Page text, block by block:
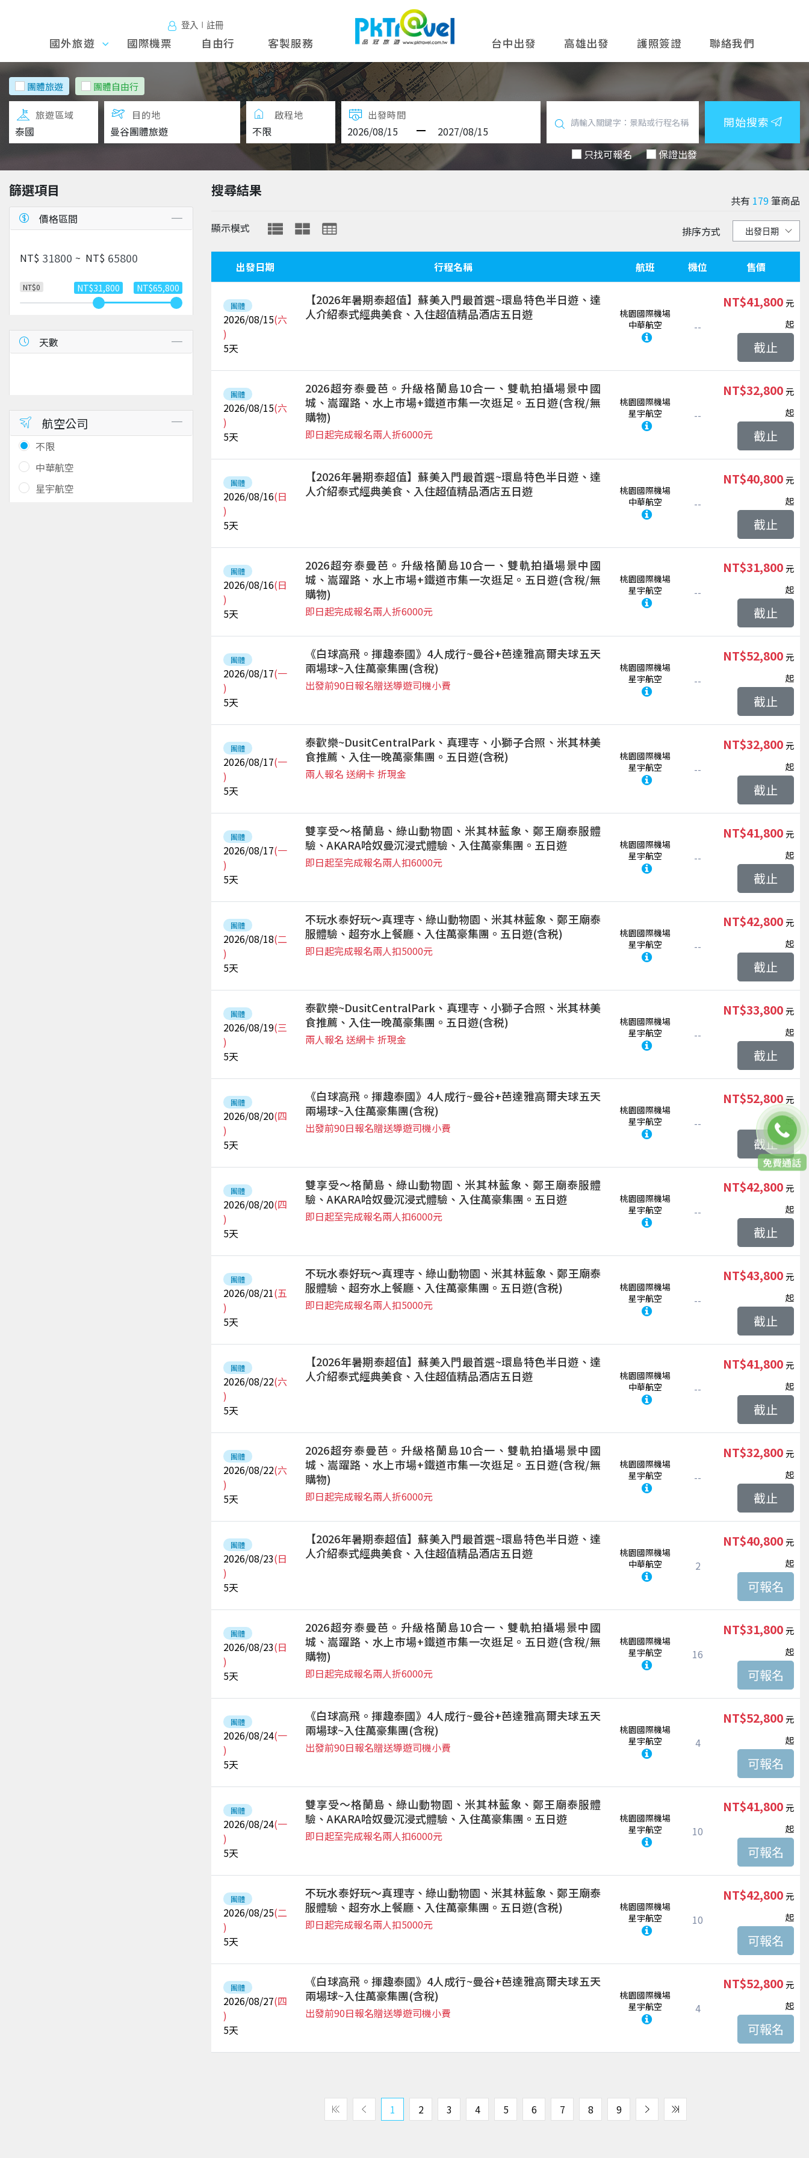
登入∣註冊
國外旅
遊
國外旅遊 國際機票 自由行 客製服務 台中出發 高雄出發 護照簽證 聯絡我們
團體旅遊 團體自由行
旅遊區域 目的地 啟程地 出發時間
只找可報名 保證出發
開始搜索
篩選項目
價格區間
NT$ ~ NT$
NT$0 NT$31,800 NT$65,800
天數
航空公司
不限
中華航空
星宇航空
搜尋結果
共有 179筆商品
顯示模式
排序方式
出發日期 行程名稱 航班 機位 售價
團體
2026/08/15(六
)
5天
【2026年暑期泰超值】蘇美入門最首選~環島特色半日遊、達
人介紹泰式經典美食、入住超值精品酒店五日遊
桃園國際機場
中華航空
--
NT$41,800
起
截止
團體
2026/08/15(六
)
5天
2026超夯泰曼芭。升級格蘭島10合一、雙軌拍攝場景中國
城、嵩躍路、水上市場+鐵道市集一次逛足。五日遊(含稅/無
購物)
即日起完成報名兩人折6000元
桃園國際機場
星宇航空
--
NT$32,800
起
截止
團體
2026/08/16(日
)
5天
【2026年暑期泰超值】蘇美入門最首選~環島特色半日遊、達
人介紹泰式經典美食、入住超值精品酒店五日遊
桃園國際機場
中華航空
--
NT$40,800
起
截止
團體
2026/08/16(日
)
5天
2026超夯泰曼芭。升級格蘭島10合一、雙軌拍攝場景中國
城、嵩躍路、水上市場+鐵道市集一次逛足。五日遊(含稅/無
購物)
即日起完成報名兩人折6000元
桃園國際機場
星宇航空
--
NT$31,800
起
截止
團體
2026/08/17(一
)
5天
《白球高飛。揮趣泰國》4人成行~曼谷+芭達雅高爾夫球五天
兩場球~入住萬豪集團(含稅)
出發前90日報名贈送導遊司機小費
桃園國際機場
星宇航空
--
NT$52,800
起
截止
團體
2026/08/17(一
)
5天
泰歡樂~DusitCentralPark、真理寺、小獅子合照、米其林美
食推薦、入住一晚萬豪集團。五日遊(含税)
兩人報名 送網卡 折現金
桃園國際機場
星宇航空
--
NT$32,800
起
截止
團體
2026/08/17(一
)
5天
雙享受～格蘭島、綠山動物園、米其林藍象、鄭王廟泰服體
驗、AKARA哈奴曼沉浸式體驗、入住萬豪集團。五日遊
即日起至完成報名兩人扣6000元
桃園國際機場
星宇航空
--
NT$41,800
起
截止
團體
2026/08/18(二
)
5天
不玩水泰好玩～真理寺、綠山動物園、米其林藍象、鄭王廟泰
服體驗、超夯水上餐廳、入住萬豪集團。五日遊(含税)
即日起完成報名兩人扣5000元
桃園國際機場
星宇航空
--
NT$42,800
起
截止
團體
2026/08/19(三
)
5天
泰歡樂~DusitCentralPark、真理寺、小獅子合照、米其林美
食推薦、入住一晚萬豪集團。五日遊(含税)
兩人報名 送網卡 折現金
桃園國際機場
星宇航空
--
NT$33,800
起
截止
團體
2026/08/20(四
)
5天
《白球高飛。揮趣泰國》4人成行~曼谷+芭達雅高爾夫球五天
兩場球~入住萬豪集團(含稅)
出發前90日報名贈送導遊司機小費
桃園國際機場
星宇航空
--
NT$52,800
起
截止
團體
2026/08/20(四
)
5天
雙享受～格蘭島、綠山動物園、米其林藍象、鄭王廟泰服體
驗、AKARA哈奴曼沉浸式體驗、入住萬豪集團。五日遊
即日起至完成報名兩人扣6000元
桃園國際機場
星宇航空
--
NT$42,800
起
截止
團體
2026/08/21(五
)
5天
不玩水泰好玩～真理寺、綠山動物園、米其林藍象、鄭王廟泰
服體驗、超夯水上餐廳、入住萬豪集團。五日遊(含税)
即日起完成報名兩人扣5000元
桃園國際機場
星宇航空
--
NT$43,800
起
截止
團體
2026/08/22(六
)
5天
【2026年暑期泰超值】蘇美入門最首選~環島特色半日遊、達
人介紹泰式經典美食、入住超值精品酒店五日遊
桃園國際機場
中華航空
--
NT$41,800
起
截止
團體
2026/08/22(六
)
5天
2026超夯泰曼芭。升級格蘭島10合一、雙軌拍攝場景中國
城、嵩躍路、水上市場+鐵道市集一次逛足。五日遊(含稅/無
購物)
即日起完成報名兩人折6000元
桃園國際機場
星宇航空
--
NT$32,800
起
截止
團體
2026/08/23(日
)
5天
【2026年暑期泰超值】蘇美入門最首選~環島特色半日遊、達
人介紹泰式經典美食、入住超值精品酒店五日遊
桃園國際機場
中華航空
2
NT$40,800
起
團體
2026/08/23(日
)
5天
2026超夯泰曼芭。升級格蘭島10合一、雙軌拍攝場景中國
城、嵩躍路、水上市場+鐵道市集一次逛足。五日遊(含稅/無
購物)
即日起完成報名兩人折6000元
桃園國際機場
星宇航空
16
NT$31,800
起
團體
2026/08/24(一
)
5天
《白球高飛。揮趣泰國》4人成行~曼谷+芭達雅高爾夫球五天
兩場球~入住萬豪集團(含稅)
出發前90日報名贈送導遊司機小費
桃園國際機場
星宇航空
4
NT$52,800
起
團體
2026/08/24(一
)
5天
雙享受～格蘭島、綠山動物園、米其林藍象、鄭王廟泰服體
驗、AKARA哈奴曼沉浸式體驗、入住萬豪集團。五日遊
即日起至完成報名兩人扣6000元
桃園國際機場
星宇航空
10
NT$41,800
起
團體
2026/08/25(二
)
5天
不玩水泰好玩～真理寺、綠山動物園、米其林藍象、鄭王廟泰
服體驗、超夯水上餐廳、入住萬豪集團。五日遊(含税)
即日起完成報名兩人扣5000元
桃園國際機場
星宇航空
10
NT$42,800
起
團體
2026/08/27(四
)
5天
《白球高飛。揮趣泰國》4人成行~曼谷+芭達雅高爾夫球五天
兩場球~入住萬豪集團(含稅)
出發前90日報名贈送導遊司機小費
桃園國際機場
星宇航空
4
NT$52,800
起
1 2 3 4 5 6 7 8 9
聯絡客服